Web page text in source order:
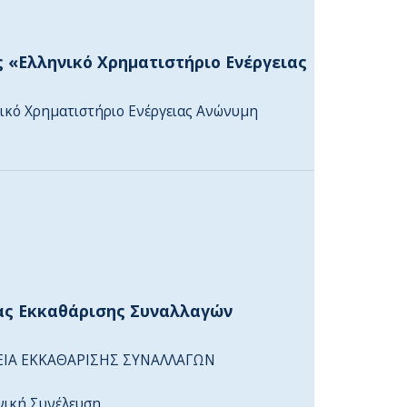
Χρηματιστήριο Ενέργειας
Χρηματιστήριο Ενέργειας Ανώνυμη
Εκκαθάρισης Συναλλαγών
ΕΚΚΑΘΑΡΙΣΗΣ ΣΥΝΑΛΛΑΓΩΝ